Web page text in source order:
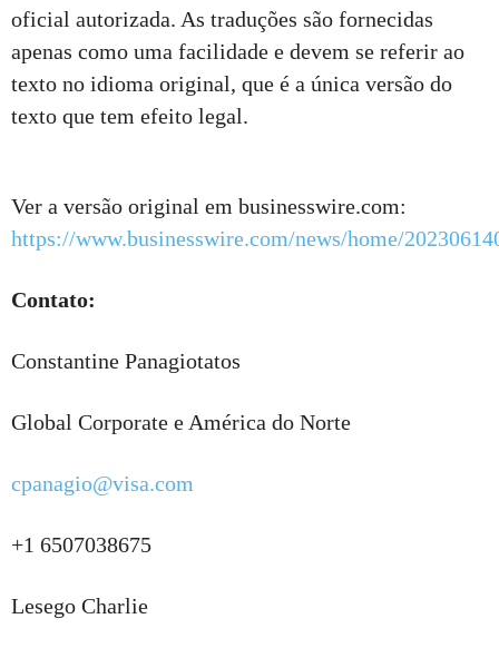
oficial autorizada. As traduções são fornecidas
apenas como uma facilidade e devem se referir ao
texto no idioma original, que é a única versão do
texto que tem efeito legal.
Ver a versão original em businesswire.com:
https://www.businesswire.com/news/home/
Contato:
Constantine Panagiotatos
Global Corporate e América do Norte
cpanagio@visa.com
+1 6507038675
Lesego Charlie